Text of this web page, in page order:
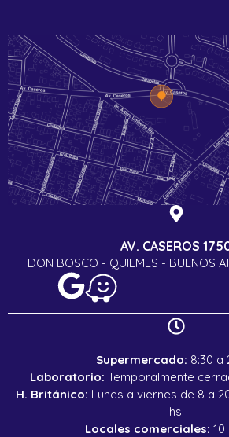
AV. CASEROS
DON BOSCO - QUILMES - BUENOS
Supermercado: 8:30 a
Laboratorio: Temporalmente
H. Británico: Lunes a viernes de 8 a
hs.
Locales comerciales: 10